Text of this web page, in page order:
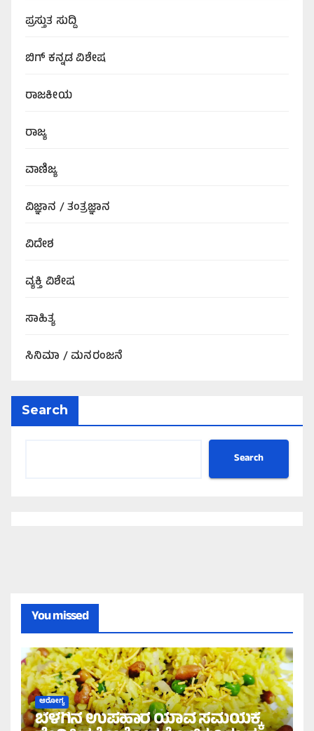
ಪ್ರಸ್ತುತ ಸುದ್ದಿ
ಬಿಗ್‌ ಕನ್ನಡ ವಿಶೇಷ
ರಾಜಕೀಯ
ರಾಜ್ಯ
ವಾಣಿಜ್ಯ
ವಿಜ್ಞಾನ / ತಂತ್ರಜ್ಞಾನ
ವಿದೇಶ
ವ್ಯಕ್ತಿ ವಿಶೇಷ
ಸಾಹಿತ್ಯ
ಸಿನಿಮಾ / ಮನರಂಜನೆ
Search
Search
You missed
ಆರೋಗ್ಯ
ಬೆಳಗಿನ ಉಪಹಾರ ಯಾವ ಸಮಯಕ್ಕೆ